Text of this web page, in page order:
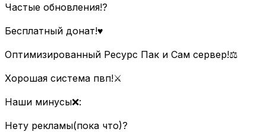
Частые обновления!?
Бесплатный донат!♥️
Оптимизированный Ресурс Пак и Сам сервер!⚖️
Хорошая система пвп!⚔️
Наши минусы❌:
Нету рекламы(пока что)?